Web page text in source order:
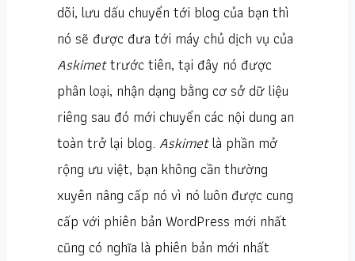
dõi, lưu dấu chuyển tới blog của bạn thì
nó sẽ được đưa tới máy chủ dịch vụ của
Askimettrước tiên, tại đây nó được
phân loại, nhận dạng bằng cơ sở dữ liệu
riêng sau đó mới chuyển các nội dung an
toàn trở lại blog. Askimetlà phần mở
rộng ưu việt, bạn không cần thường
xuyên nâng cấp nó vì nó luôn được cung
cấp với phiên bản WordPress mới nhất
cũng có nghĩa là phiên bản mới nhất